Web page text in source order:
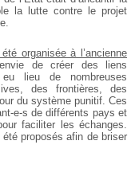
la lutte contre le projet
organisée à l’ancienne
de créer des liens
lieu de nombreuses
des frontières, des
du système punitif. Ces
e-s de différents pays et
faciliter les échanges.
proposés afin de briser